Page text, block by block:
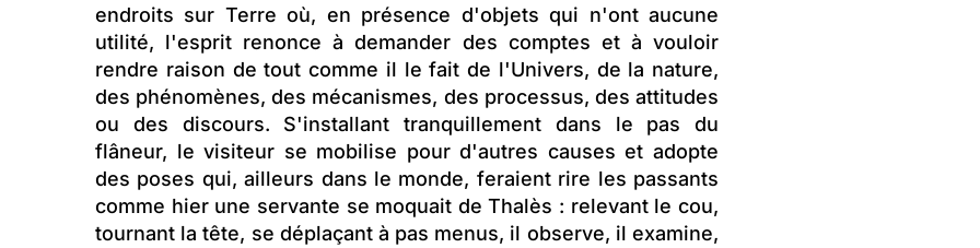
endroits sur Terre où, en présence d'objets qui n'ont aucune
utilité, l'esprit renonce à demander des comptes et à vouloir
rendre raison de tout comme il le fait de l'Univers, de la nature,
des phénomènes, des mécanismes, des processus, des attitudes
ou des discours. S'installant tranquillement dans le pas du
flâneur, le visiteur se mobilise pour d'autres causes et adopte
des poses qui, ailleurs dans le monde, feraient rire les passants
comme hier une servante se moquait de Thalès : relevant le cou,
tournant la tête, se déplaçant à pas menus, il observe, il examine,